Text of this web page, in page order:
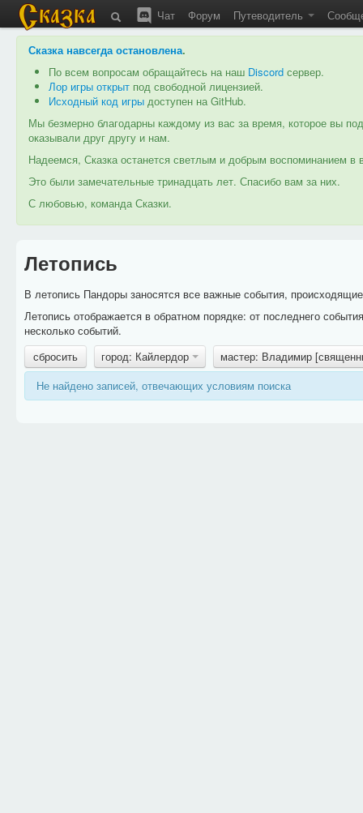
Чат Форум Путеводитель
Сказка навсегда остановлена.
По всем вопросам обращайтесь на наш Discord сервер.
Лор игры открыт под свободной лицензией.
Исходный код игры доступен на GitHub.
Мы безмерно благодарны каждому из вас за время, которое вы
оказывали друг другу и нам.
Надеемся, Сказка останется светлым и добрым воспоминанием
Это были замечательные тринадцать лет. Спасибо вам за них.
С любовью, команда Сказки.
Летопись
В летопись Пандоры заносятся все важные события,
Летопись отображается в обратном порядке: от последнего
несколько событий.
сбросить
город: Кайлердор
мастер: Владимир
Не найдено записей, отвечающих условиям поиска